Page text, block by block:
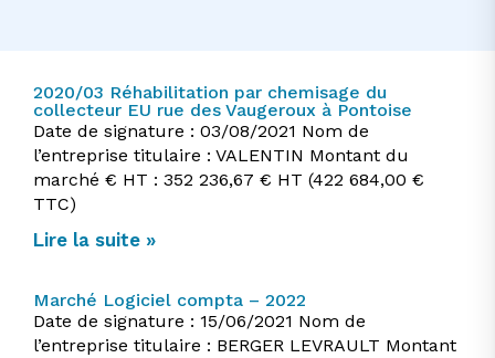
2020/03 Réhabilitation par chemisage du
collecteur EU rue des Vaugeroux à Pontoise
Date de signature : 03/08/2021 Nom de
l’entreprise titulaire : VALENTIN Montant du
marché € HT : 352 236,67 € HT (422 684,00 €
TTC)
Lire la suite »
Marché Logiciel compta – 2022
Date de signature : 15/06/2021 Nom de
l’entreprise titulaire : BERGER LEVRAULT Montant